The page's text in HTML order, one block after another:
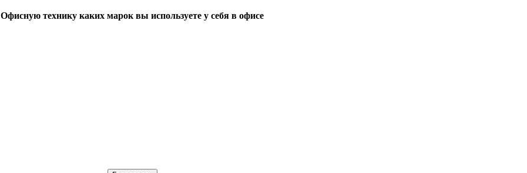
Офисную технику каких марок вы используете у себя в офисе